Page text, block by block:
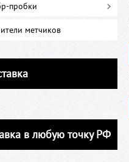
пробки
метчиков
в любую точку РФ